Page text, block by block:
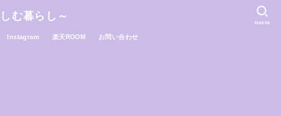
む暮らし～
Instagram 楽天ROOM お問い合わせ
SEARCH